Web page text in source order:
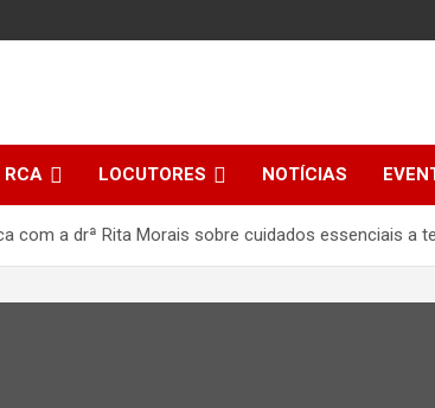
RCA LOCUTORES NOTÍCIAS
com a drª Rita Morais sobre cuidados essenciais a